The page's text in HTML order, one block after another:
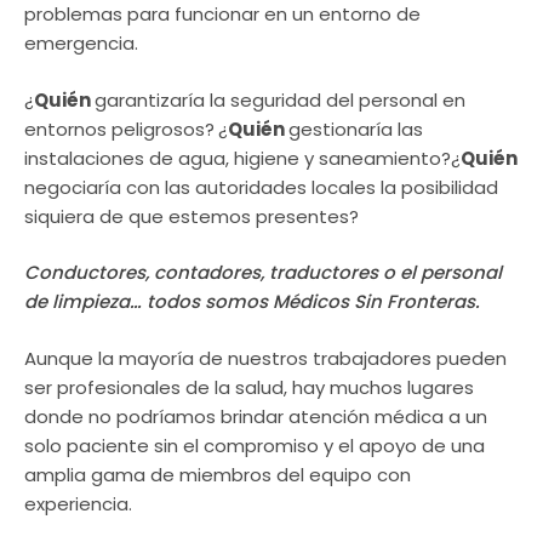
problemas para funcionar en un entorno de
emergencia.
¿Quiéngarantizaría la seguridad del personal en
entornos peligrosos?¿Quiéngestionaría las
instalaciones de agua, higiene y saneamiento?¿Quién
negociaría con las autoridades locales la posibilidad
siquiera de que estemos presentes?
Conductores, contadores, traductores o el personal
de limpieza… todos somos Médicos Sin Fronteras.
Aunque la mayoría de nuestros trabajadores pueden
ser profesionales de la salud, hay muchos lugares
donde no podríamos brindar atención médica a un
solo paciente sin el compromiso y el apoyo de una
amplia gama de miembros del equipo con
experiencia.